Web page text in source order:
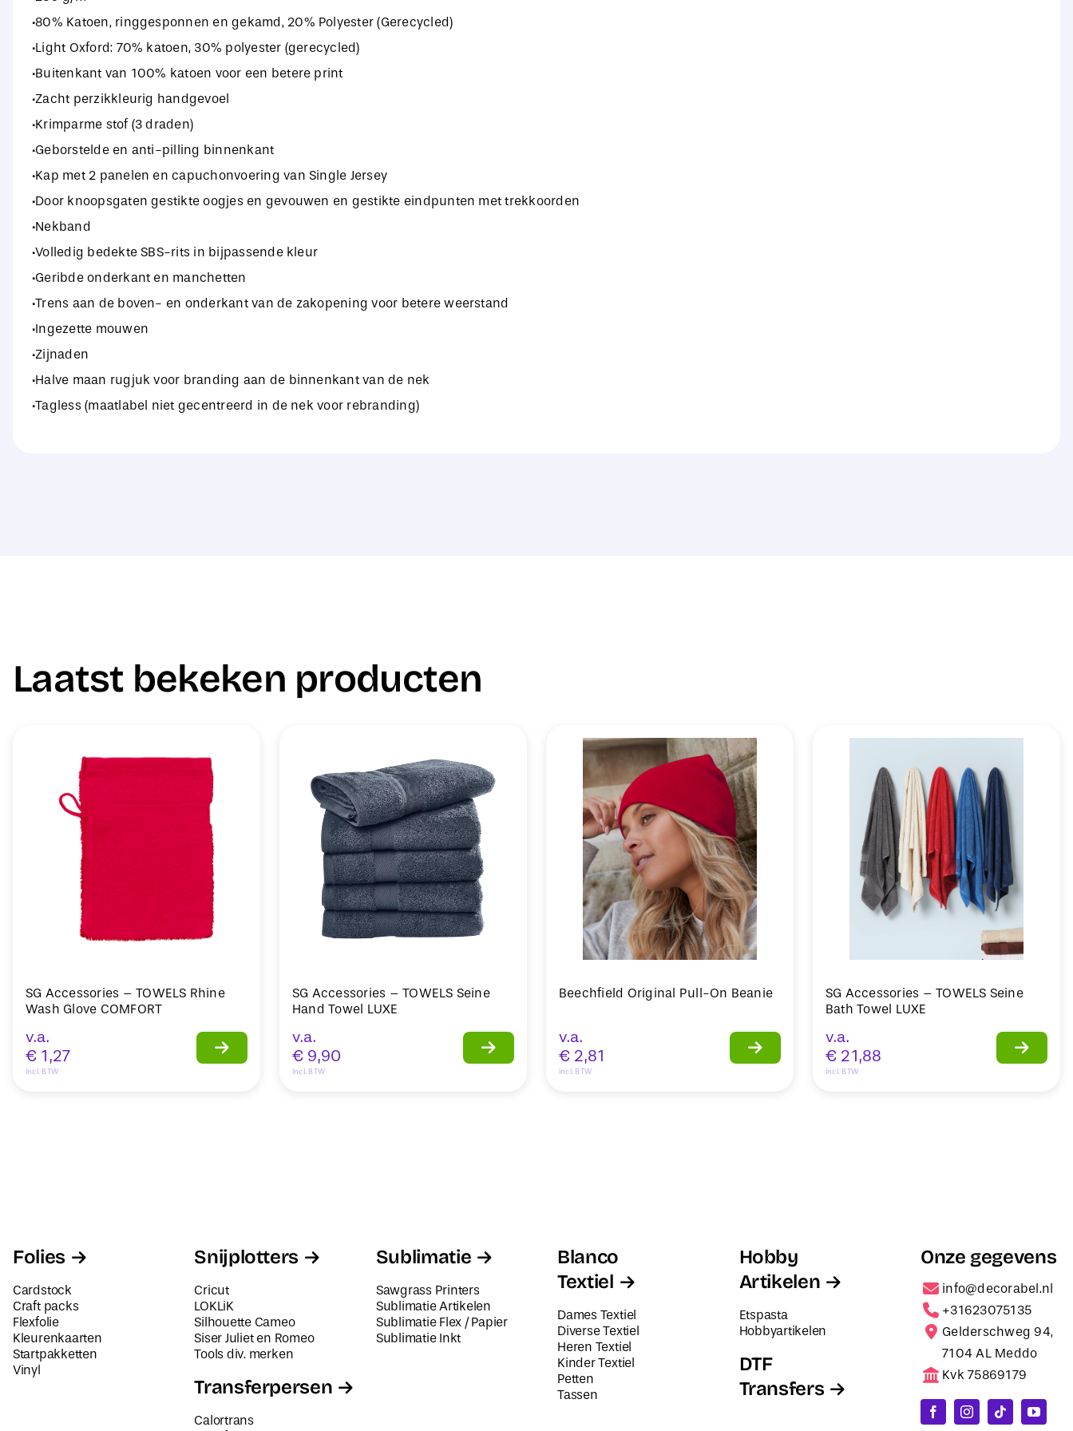
·80% Katoen, ringgesponnen en gekamd, 20% Polyester (Gerecycled)
·Light Oxford: 70% katoen, 30% polyester (gerecycled)
·Buitenkant van 100% katoen voor een betere print
·Zacht perzikkleurig handgevoel
·Krimparme stof (3 draden)
·Geborstelde en anti-pilling binnenkant
·Kap met 2 panelen en capuchonvoering van Single Jersey
·Door knoopsgaten gestikte oogjes en gevouwen en gestikte eindpunten met trekkoorden
·Nekband
·Volledig bedekte SBS-rits in bijpassende kleur
·Geribde onderkant en manchetten
·Trens aan de boven- en onderkant van de zakopening voor betere weerstand
·Ingezette mouwen
·Zijnaden
·Halve maan rugjuk voor branding aan de binnenkant van de nek
·Tagless (maatlabel niet gecentreerd in de nek voor rebranding)
Laatst bekeken producten
SG Accessories – TOWELS Rhine
Wash Glove COMFORT
v.a.
€ 1,27
Incl. BTW
SG Accessories – TOWELS Seine
Hand Towel LUXE
v.a.
€ 9,90
Incl. BTW
Beechfield Original Pull-On Beanie
v.a.
€ 2,81
Incl. BTW
SG Accessories – TOWELS Seine
Bath Towel LUXE
v.a.
€ 21,88
Incl. BTW
Folies
Cardstock
Craft packs
Flexfolie
Kleurenkaarten
Startpakketten
Vinyl
Snijplotters
Cricut
LOKLiK
Silhouette Cameo
Siser Juliet en Romeo
Tools div. merken
Transferpersen
Calortrans
Sublimatie
Sawgrass Printers
Sublimatie Artikelen
Sublimatie Flex / Papier
Sublimatie Inkt
Blanco
Textiel
Dames Textiel
Diverse Textiel
Heren Textiel
Kinder Textiel
Petten
Tassen
Hobby
Artikelen
Etspasta
Hobbyartikelen
DTF
Transfers
Onze gegevens
info@decorabel.nl
+31623075135
Gelderschweg 94,
7104 AL Meddo
Kvk 75869179